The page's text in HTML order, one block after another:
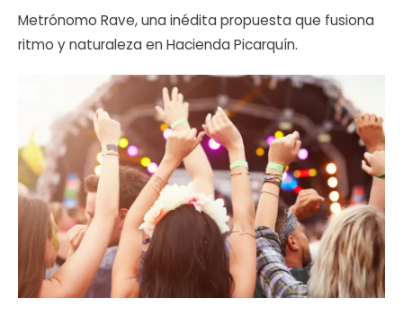
Metrónomo Rave, una inédita propuesta que fusiona
ritmo y naturaleza en Hacienda Picarquín.